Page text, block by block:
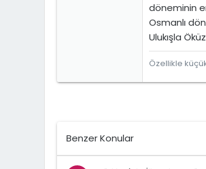
döneminin
Osmanlı
Ulukışla
Özellikle
Benzer Konular